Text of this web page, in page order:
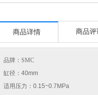
商品详情 商品评
品牌： SMC
缸径：40mm
适用压力：0.15~0.7MPa